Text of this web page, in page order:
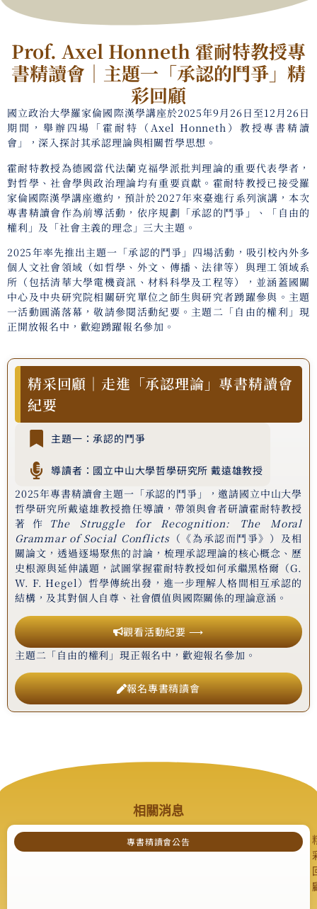
Prof. Axel Honneth 霍耐特教授專
書精讀會｜主題一「承認的鬥爭」精
彩回顧
國立政治大學羅家倫國際漢學講座於2025年9月26日至12月26日
期間，舉辦四場「霍耐特（Axel Honneth）教授專書精讀
會」，深入探討其承認理論與相關哲學思想。
霍耐特教授為德國當代法蘭克福學派批判理論的重要代表學者，
對哲學、社會學與政治理論均有重要貢獻。霍耐特教授已接受羅
家倫國際漢學講座邀約，預計於2027年來臺進行系列演講，本次
專書精讀會作為前導活動，依序規劃「承認的鬥爭」、「自由的
權利」及「社會主義的理念」三大主題。
2025年率先推出主題一「承認的鬥爭」四場活動，吸引校內外多
個人文社會領域（如哲學、外文、傳播、法律等）與理工領域系
所（包括清華大學電機資訊、材料科學及工程等），並涵蓋國關
中心及中央研究院相關研究單位之師生與研究者踴躍參與。主題
一活動圓滿落幕，敬請參閱活動紀要。主題二「自由的權利」現
正開放報名中，歡迎踴躍報名參加。
精采回顧｜走進「承認理論」專書精讀會
紀要
主題一：承認的鬥爭
導讀者：國立中山大學哲學研究所 戴遠雄教授
2025年專書精讀會主題一「承認的鬥爭」，邀請國立中山大學
哲學研究所戴遠雄教授擔任導讀，帶領與會者研讀霍耐特教授
著作 The Struggle for Recognition: The Moral
Grammar of Social Conflicts（《為承認而鬥爭》）及相
關論文，透過逐場聚焦的討論，梳理承認理論的核心概念、歷
史根源與延伸議題，試圖掌握霍耐特教授如何承繼黑格爾（G.
W. F. Hegel）哲學傳統出發，進一步理解人格間相互承認的
結構，及其對個人自尊、社會價值與國際關係的理論意涵。
觀看活動紀要 ⟶
主題二「自由的權利」現正報名中，歡迎報名參加。
報名專書精讀會
相關消息
專書精讀會公告